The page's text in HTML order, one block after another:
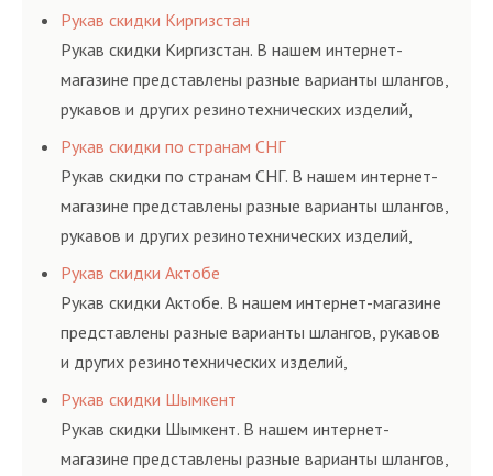
соответствующих ГОСТам, техническим условиям
и нормативам.
Рукав скидки Киргизстан
Рукав скидки Киргизстан. В нашем интернет-
магазине представлены разные варианты шлангов,
рукавов и других резинотехнических изделий,
соответствующих ГОСТам, техническим условиям
и нормативам.
Рукав скидки по странам СНГ
Рукав скидки по странам СНГ. В нашем интернет-
магазине представлены разные варианты шлангов,
рукавов и других резинотехнических изделий,
соответствующих ГОСТам, техническим условиям
и нормативам.
Рукав скидки Актобе
Рукав скидки Актобе. В нашем интернет-магазине
представлены разные варианты шлангов, рукавов
и других резинотехнических изделий,
соответствующих ГОСТам, техническим условиям
и нормативам.
Рукав скидки Шымкент
Рукав скидки Шымкент. В нашем интернет-
магазине представлены разные варианты шлангов,